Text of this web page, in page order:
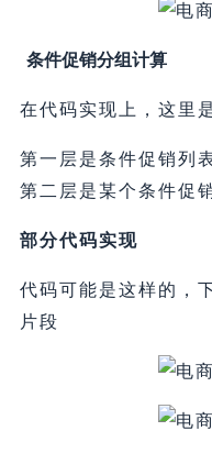
条件促销分组计算
在代码实现上，这里
第一层是条件促销列
第二层是某个条件促
部分代码实现
代码可能是这样的，
片段